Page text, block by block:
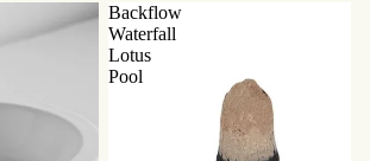
Backflow
Waterfall
Lotus
Pool